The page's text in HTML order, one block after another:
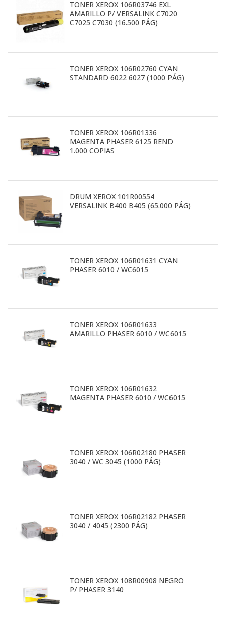
TONER XEROX 106R03746 EXL
AMARILLO P/ VERSALINK C7020
C7025 C7030 (16.500 PÁG)
TONER XEROX 106R02760 CYAN
STANDARD 6022 6027 (1000 PÁG)
TONER XEROX 106R01336
MAGENTA PHASER 6125 REND
1.000 COPIAS
DRUM XEROX 101R00554
VERSALINK B400 B405 (65.000 PÁG)
TONER XEROX 106R01631 CYAN
PHASER 6010 / WC6015
TONER XEROX 106R01633
AMARILLO PHASER 6010 / WC6015
TONER XEROX 106R01632
MAGENTA PHASER 6010 / WC6015
TONER XEROX 106R02180 PHASER
3040 / WC 3045 (1000 PÁG)
TONER XEROX 106R02182 PHASER
3040 / 4045 (2300 PÁG)
TONER XEROX 108R00908 NEGRO
P/ PHASER 3140